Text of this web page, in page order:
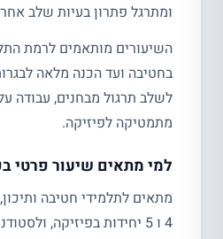
ומתרגל פתרון בעיות שלב
השיעורים מותאמים לרמת
לשלב תרגול מבחנים, עבודה על
מתמטיקה לפיזיקה.
למי מתאים שיעור פרטי
4 ו 5 יחידות בפיזיקה,